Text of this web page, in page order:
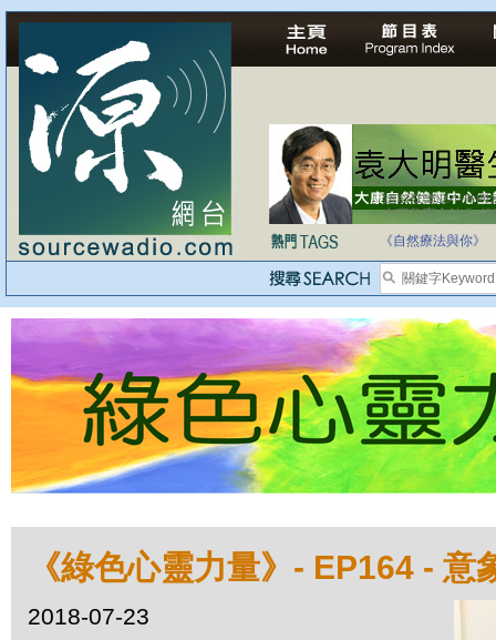
自家教育合法化-
《自然療法與你》
《綠色心靈力量》- EP164 - 意
2018-07-23